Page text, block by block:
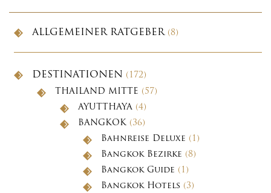
ALLGEMEINER RATGEBER(8)
DESTINATIONEN (172)
THAILAND MITTE (57)
AYUTTHAYA (4)
BANGKOK(36)
Bahnreise Deluxe (1)
Bangkok Bezirke (8)
Bangkok Guide (1)
Bangkok Hotels (3)